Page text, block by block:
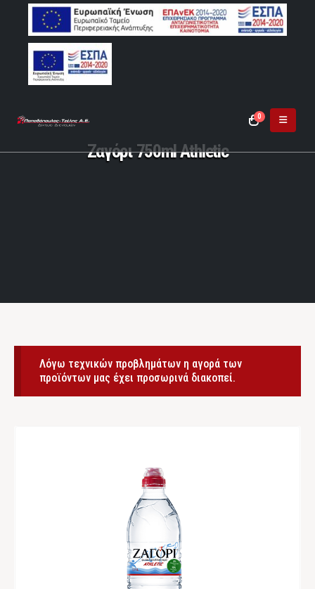
0
Ζαγόρι 750ml Athletic
Λόγω τεχνικών προβλημάτων η αγορά των
προϊόντων μας έχει προσωρινά διακοπεί.